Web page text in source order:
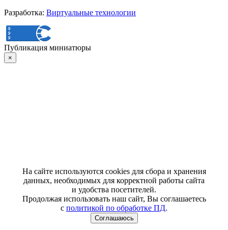
Разработка: Виртуальные технологии
Публикация миниатюры
×
На сайте используются cookies для сбора и хранения
данных, необходимых для корректной работы сайта
и удобства посетителей.
Продолжая использовать наш сайт, Вы соглашаетесь
с политикой по обработке ПД.
Соглашаюсь